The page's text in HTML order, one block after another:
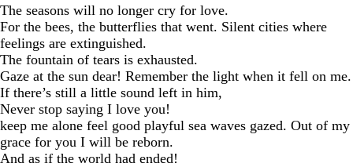
The seasons will no longer cry for love.
For the bees, the butterflies that went. Silent cities where
feelings are extinguished.
The fountain of tears is exhausted.
Gaze at the sun dear! Remember the light when it fell on me.
If there’s still a little sound left in him,
Never stop saying I love you!
keep me alone feel good playful sea waves gazed. Out of my
grace for you I will be reborn.
And as if the world had ended!